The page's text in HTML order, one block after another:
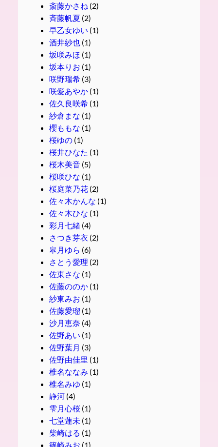
斎藤かさね (2)
斉藤帆夏 (2)
早乙女ゆい (1)
酒井紗也 (1)
坂咲みほ (1)
坂本りお (1)
咲野瑞希(3)
咲愛あやか(1)
佐久良咲希(1)
紗倉まな (1)
櫻ももな (1)
桜ゆの(1)
桜井ひなた (1)
桜木美音(5)
桜咲ひな (1)
桜庭菜乃花(2)
佐々木かんな (1)
佐々木ひな (1)
彩月七緒(4)
さつき芽衣 (2)
皐月ゆら (6)
さとう愛理 (2)
佐東さな (1)
佐藤ののか(1)
紗東みお (1)
佐藤愛瑠(1)
沙月恵奈 (4)
佐野あい (1)
佐野葉月 (3)
佐野由佳里 (1)
椎名ななみ (1)
椎名みゆ (1)
静河(4)
雫月心桜(1)
七堂蓮未 (1)
柴崎はる (1)
篠崎みお (1)